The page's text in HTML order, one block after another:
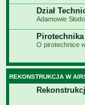
Dział
Adamowie
Pirotechnika
O pirotechnice
REKONSTRUKCJA W